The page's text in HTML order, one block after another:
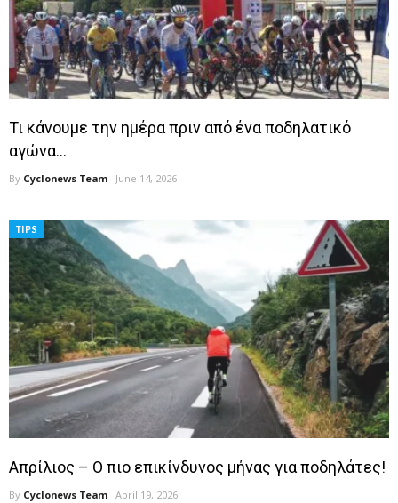
Τι κάνουμε την ημέρα πριν από ένα ποδηλατικό
αγώνα…
By Cyclonews Team June 14, 2026
TIPS
Απρίλιος – Ο πιο επικίνδυνος μήνας για ποδηλάτες!
By Cyclonews Team April 19, 2026